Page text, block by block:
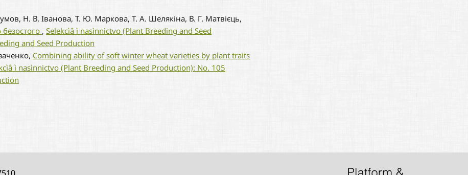
Н. В. Іванова, Т. Ю. Маркова, Т. А. Шелякіна, В. Г. Матвієць,
, Selekcìâ ì nasìnnictvo (Plant Breeding and Seed
and Seed Production
Combining ability of soft winter wheat varieties by plant traits
ì nasìnnictvo (Plant Breeding and Seed Production): No. 105